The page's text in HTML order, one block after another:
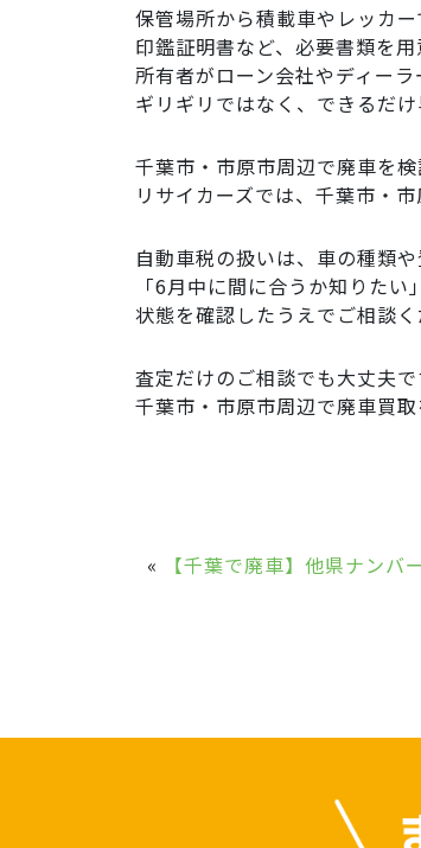
保管場所から積載車やレッカ
印鑑証明書など、必要書類を
所有者がローン会社やディー
ギリギリではなく、できるだけ
千葉市・市原市周辺で廃車を
リサイカーズでは、千葉市・
自動車税の扱いは、車の種類
「6月中に間に合うか知りた
状態を確認したうえでご相談く
査定だけのご相談でも大丈夫で
千葉市・市原市周辺で廃車買
«
【千葉で廃車】他県ナン